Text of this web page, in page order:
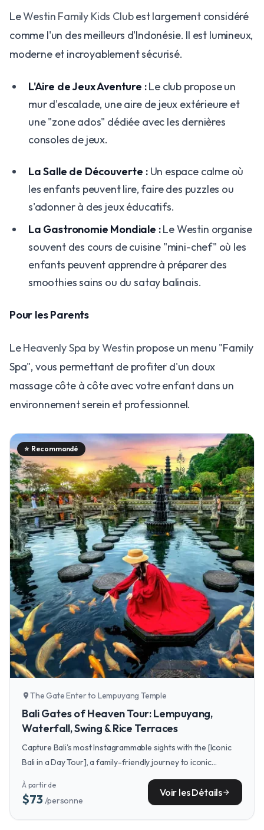
LeWestin Family Kids Clubest largement considéré
comme l'un des meilleurs d'Indonésie. Il est lumineux,
moderne et incroyablement sécurisé.
L'Aire de Jeux Aventure :Le club propose un
mur d'escalade, une aire de jeux extérieure et
une "zone ados" dédiée avec les dernières
consoles de jeux.
La Salle de Découverte :Un espace calme où
les enfants peuvent lire, faire des puzzles ou
s'adonner à des jeux éducatifs.
La Gastronomie Mondiale :Le Westin organise
souvent des cours de cuisine "mini-chef" où les
enfants peuvent apprendre à préparer des
smoothies sains ou du satay balinais.
Pour les Parents
LeHeavenly Spa by Westin propose un menu "Family
Spa", vous permettant de profiter d'un doux
massage côte à côte avec votre enfant dans un
environnement serein et professionnel.
⭐ Recommandé
location_on The Gate Enter to Lempuyang Temple
Bali Gates of Heaven Tour: Lempuyang,
Waterfall, Swing & Rice Terraces
Capture Bali's most Instagrammable sights with the [Iconic
Bali in a Day Tour], a family-friendly journey to iconic
À partir de
$73 /personne
Voir les Détailsarrow_forward